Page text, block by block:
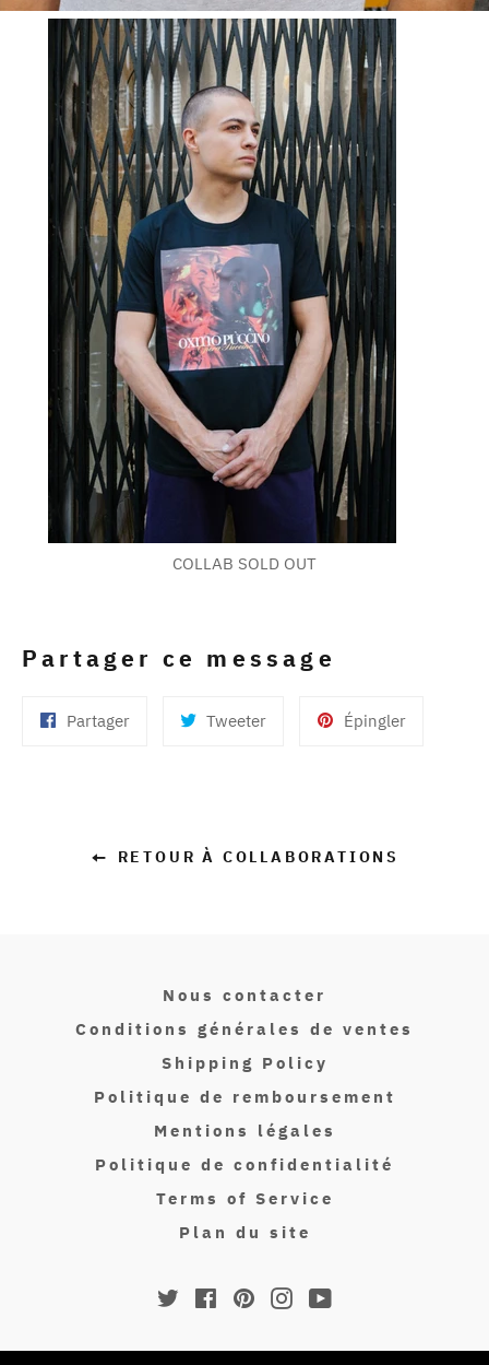
COLLAB SOLD OUT
Partager ce message
PartagerPartager
TweeterTweeter
ÉpinglerÉpingler
RETOUR À COLLABORATIONS
Nous contacter
Conditions générales de ventes
Shipping Policy
Politique de remboursement
Mentions légales
Politique de confidentialité
Terms of Service
Plan du site
Twitter FacebookPinterestInstagramYouTube